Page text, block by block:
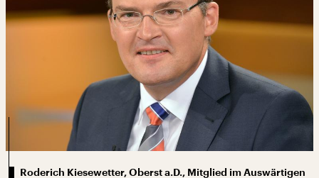
Roderich Kiesewetter, Oberst a.D., Mitglied im Auswärtigen